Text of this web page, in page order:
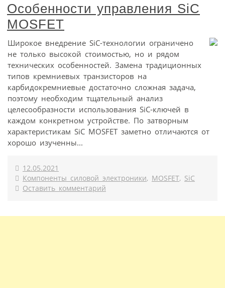
Особенности управления SiC
MOSFET
Широкое внедрение SiC-технологии ограничено
не только высокой стоимостью, но и рядом
технических особенностей. Замена традиционных
типов кремниевых транзисторов на
карбидокремниевые достаточно сложная задача,
поэтому необходим тщательный анализ
целесообразности использования SiC-ключей в
каждом конкретном устройстве. По затворным
характеристикам SiC MOSFET заметно отличаются от
хорошо изученны...
12.05.2021
Компоненты силовой электроники, MOSFET, SiC
Оставить комментарий